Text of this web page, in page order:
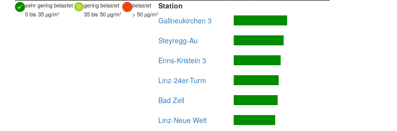
sehr gering belastet gering belastet
belastet
0 bis 35 µg/m³
35 bis 50 µg/m³ > 50 µg/m³
Station
Gallneukirchen 3
Steyregg-Au
Enns-Kristein 3
Linz-24er-Turm
Bad Zell
Linz-Neue Welt